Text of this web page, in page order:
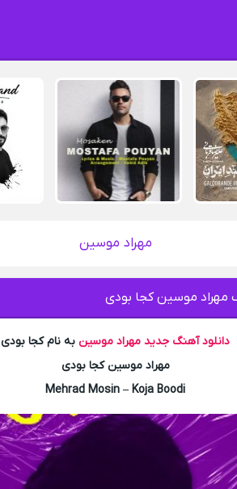
مهراد موسین
مهراد موسین کجا بودی
دانلود آهنگ جدید مهراد موسینبه نام کجا بودی
مهراد موسین کجا بودی
Mehrad Mosin – Koja Boodi